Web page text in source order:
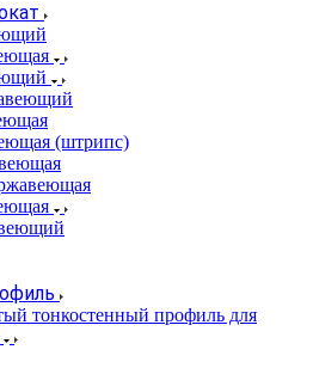
(штрипс)
тонкостенный профиль для